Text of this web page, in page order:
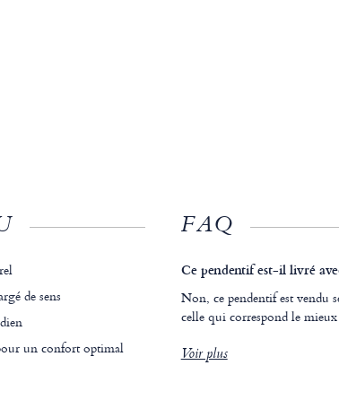
de sens
un confort optimal
FAQ
Ce pendentif est-il livré
Non, ce pendentif est vendu
celle qui correspond le
Voir plus